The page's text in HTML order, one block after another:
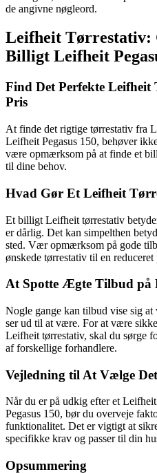
de angivne nøgleord.
Leifheit Tørrestativ:
Billigt Leifheit
Find Det Perfekte
Pris
At finde det rigtige tørrestativ fra
Leifheit Pegasus 150, behøver
være opmærksom på at finde et
til dine behov.
Hvad Gør Et Leifheit
Et billigt Leifheit tørrestativ
er dårlig. Det kan simpelthen
sted. Vær opmærksom på gode
ønskede tørrestativ til en reduceret
At Spotte Ægte Tilbud på
Nogle gange kan tilbud vise sig
ser ud til at være. For at være
Leifheit tørrestativ, skal du sørge
af forskellige forhandlere.
Vejledning til At Vælge
Når du er på udkig efter et
Pegasus 150, bør du overveje
funktionalitet. Det er vigtigt at
specifikke krav og passer til din
Opsummering